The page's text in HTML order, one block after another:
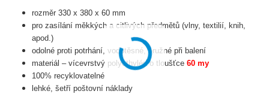
rozměr 330 x 380 x 60 mm
pro zasílání měkkých a citlivých předmětů (vlny, textilií, knih,
apod.)
odolné proti potrhání, vodotěsné, pružné při balení
materiál – vícevrstvý polyethylén o tloušťce60 my
100% recyklovatelné
lehké, šetří poštovní náklady